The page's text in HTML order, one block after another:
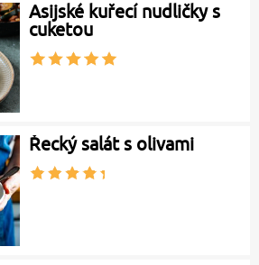
Asijské kuřecí nudličky s
cuketou
Řecký salát s olivami